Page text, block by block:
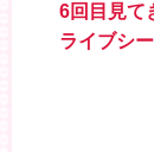
6回目見て
ライブシ